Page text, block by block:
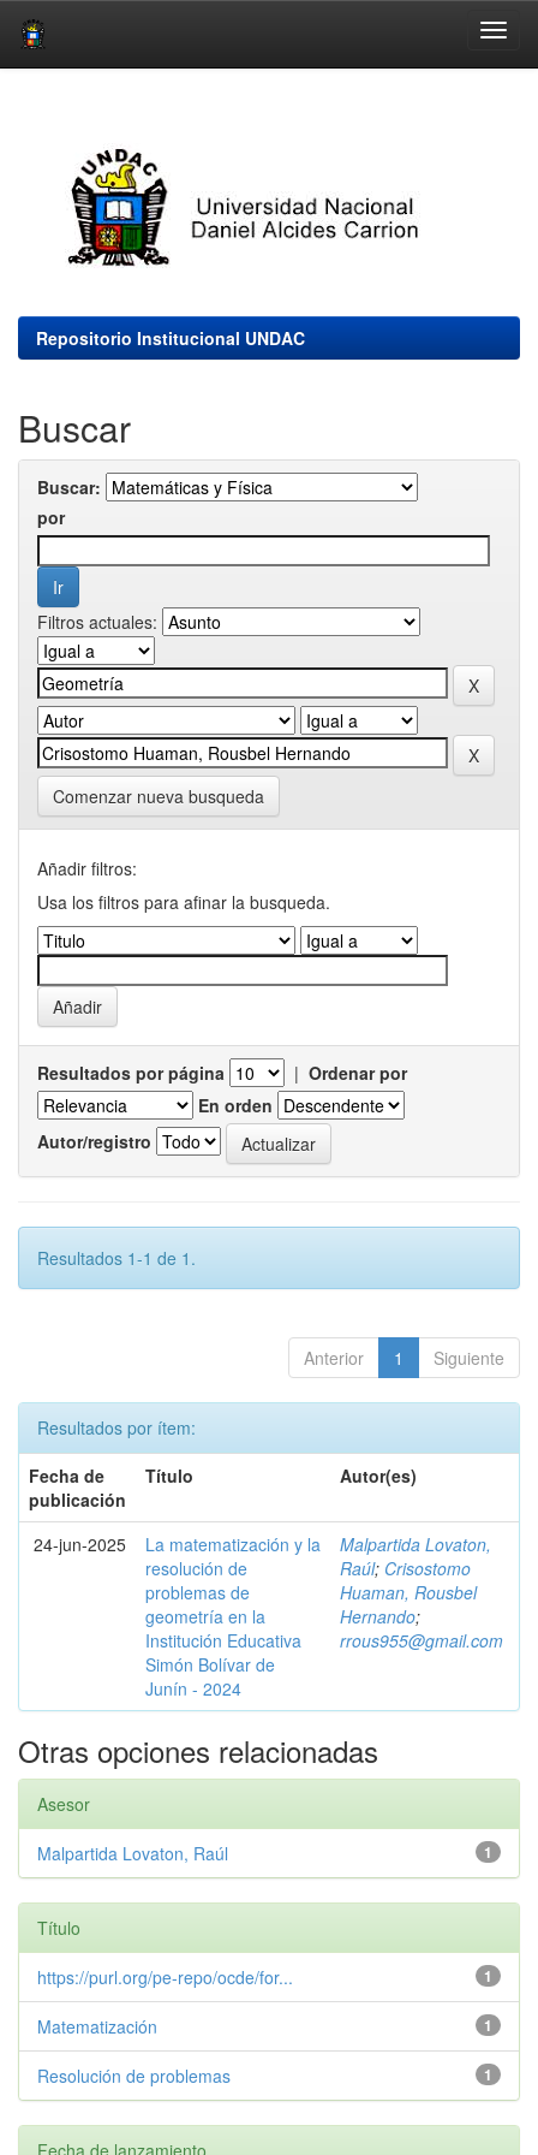
Repositorio Institucional UNDAC
Buscar
Buscar:
por
Filtros actuales:
Comenzar nueva busqueda
Añadir filtros:
Usa los filtros para afinar la busqueda.
Resultados por página | Ordenar por
En orden
Autor/registro
Resultados 1-1 de 1.
Anterior 1 Siguiente
Resultados por ítem:
Fecha de
publicación
Título Autor(es)
24-jun-2025
La matematización y la
resolución de
problemas de
geometría en la
Institución Educativa
Simón Bolívar de
Junín - 2024
Malpartida Lovaton,
Raúl; Crisostomo
Huaman, Rousbel
Hernando;
rrous955@gmail.com
Otras opciones relacionadas
Asesor
1
Malpartida Lovaton, Raúl
Título
1
https://purl.org/pe-repo/ocde/for...
1
Matematización
1
Resolución de problemas
Fecha de lanzamiento